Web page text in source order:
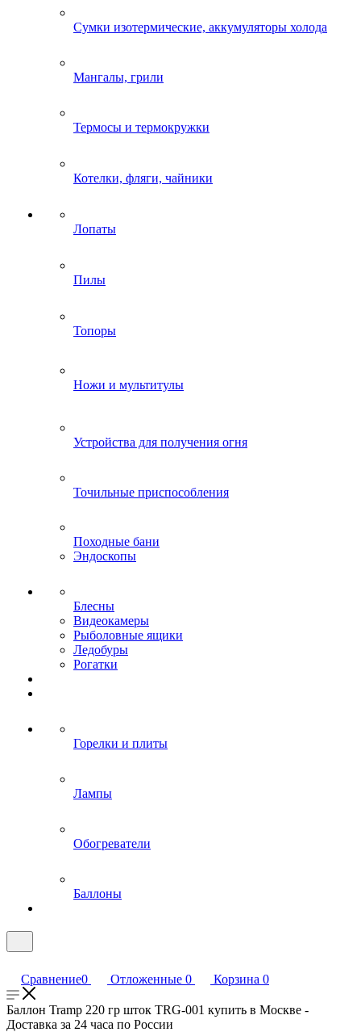
Сумки изотермические, аккумуляторы холода
Мангалы, грили
Термосы и термокружки
Котелки, фляги, чайники
Лопаты
Пилы
Топоры
Ножи и мультитулы
Устройства для получения огня
Точильные приспособления
Походные бани
Эндоскопы
Блесны
Видеокамеры
Рыболовные ящики
Ледобуры
Рогатки
Горелки и плиты
Лампы
Обогреватели
Баллоны
Сравнение0 Отложенные 0 Корзина 0
Баллон Tramp 220 гр шток TRG-001 купить в Москве -
Доставка за 24 часа по России